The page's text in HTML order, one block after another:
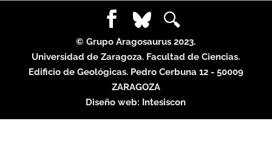
© Grupo Aragosaurus 2023.
Universidad de Zaragoza. Facultad de Ciencias.
Edificio de Geológicas. Pedro Cerbuna 12 - 50009
ZARAGOZA
Diseño web: Intesiscon